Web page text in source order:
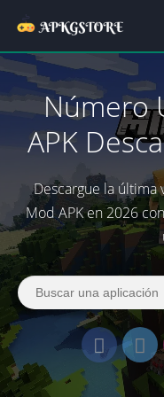
Número
APK
Descargue la última
Mod APK en 2026